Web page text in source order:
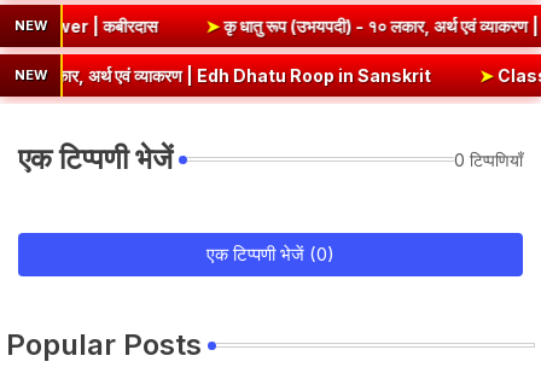
NEW& Question Answer | कबीरदास ➤कृ धातु रूप (उभयपदी) - १०
NEW
व्याकरण | Edh Dhatu Roop in Sanskrit ➤Class 8 Hindi Malhar
एक टिप्पणी भेजें 0 टिप्पणियाँ
एक टिप्पणी भेजें (0)
Popular Posts